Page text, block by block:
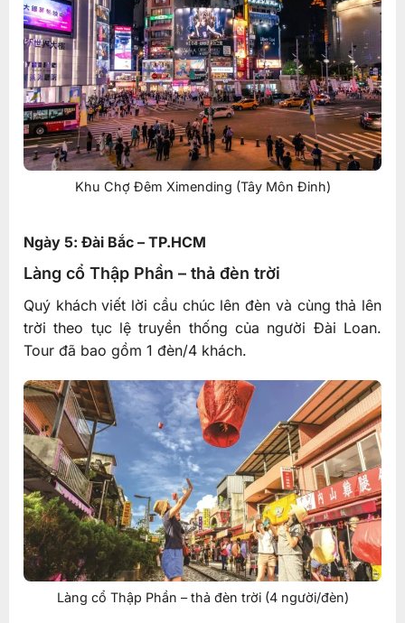
Khu Chợ Đêm Ximending (Tây Môn Đinh)
Ngày 5: Đài Bắc – TP.HCM
Làng cổ Thập Phần – thả đèn trời
Quý khách viết lời cầu chúc lên đèn và cùng thả lên
trời theo tục lệ truyền thống của người Đài Loan.
Tour đã bao gồm 1 đèn/4 khách.
Làng cổ Thập Phần – thả đèn trời (4 người/đèn)